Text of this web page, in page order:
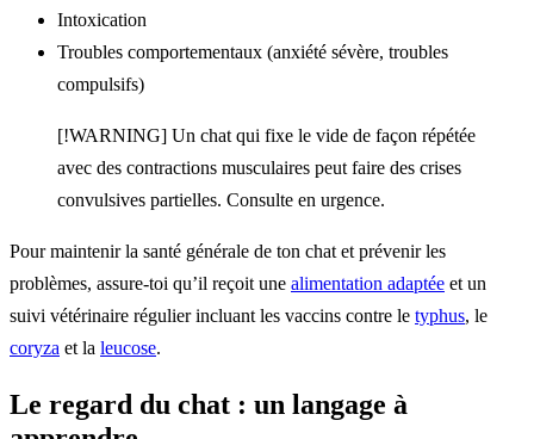
Intoxication
Troubles comportementaux (anxiété sévère, troubles
compulsifs)
[!WARNING] Un chat qui fixe le vide de façon répétée
avec des contractions musculaires peut faire des crises
convulsives partielles. Consulte en urgence.
Pour maintenir la santé générale de ton chat et prévenir les
problèmes, assure-toi qu’il reçoit une alimentation adaptée et un
suivi vétérinaire régulier incluant les vaccins contre le typhus, le
coryza et la leucose.
Le regard du chat : un langage à